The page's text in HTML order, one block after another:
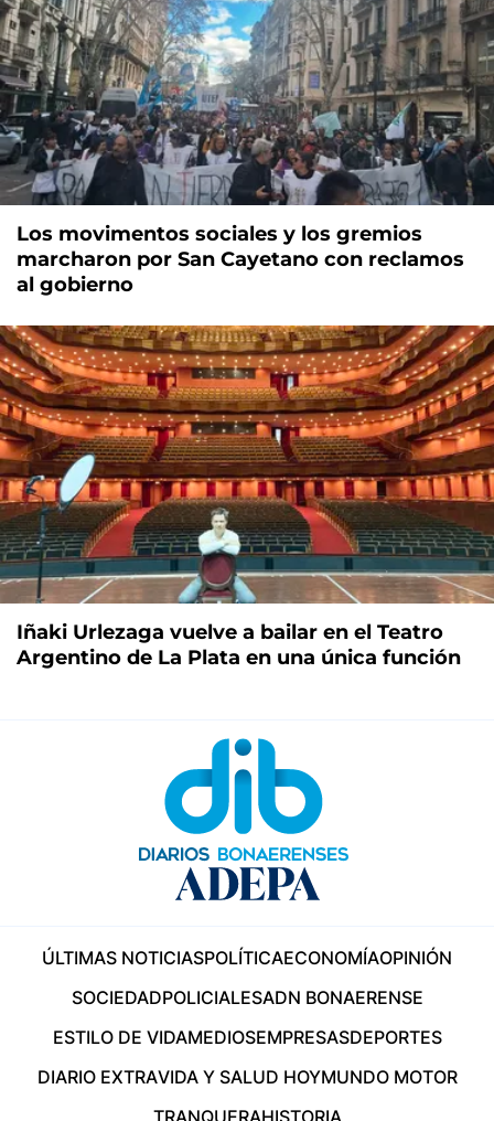
Los movimentos sociales y los gremios
marcharon por San Cayetano con reclamos
al gobierno
Iñaki Urlezaga vuelve a bailar en el Teatro
Argentino de La Plata en una única función
ÚLTIMAS NOTICIASPOLÍTICAECONOMÍAOPINIÓN
SOCIEDADPOLICIALESADN BONAERENSE
ESTILO DE VIDAMEDIOSEMPRESASDEPORTES
DIARIO EXTRAVIDA Y SALUD HOYMUNDO MOTOR